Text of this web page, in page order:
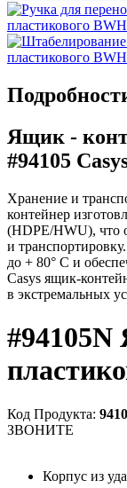
Ящик -
#94105
Хранение и
контейнер
(HDPE/HWU), что
и
до + 80° С и
Casys ящик-
в экстремальных
Код Продукта:
ЗВОНИТЕ
Корпус из